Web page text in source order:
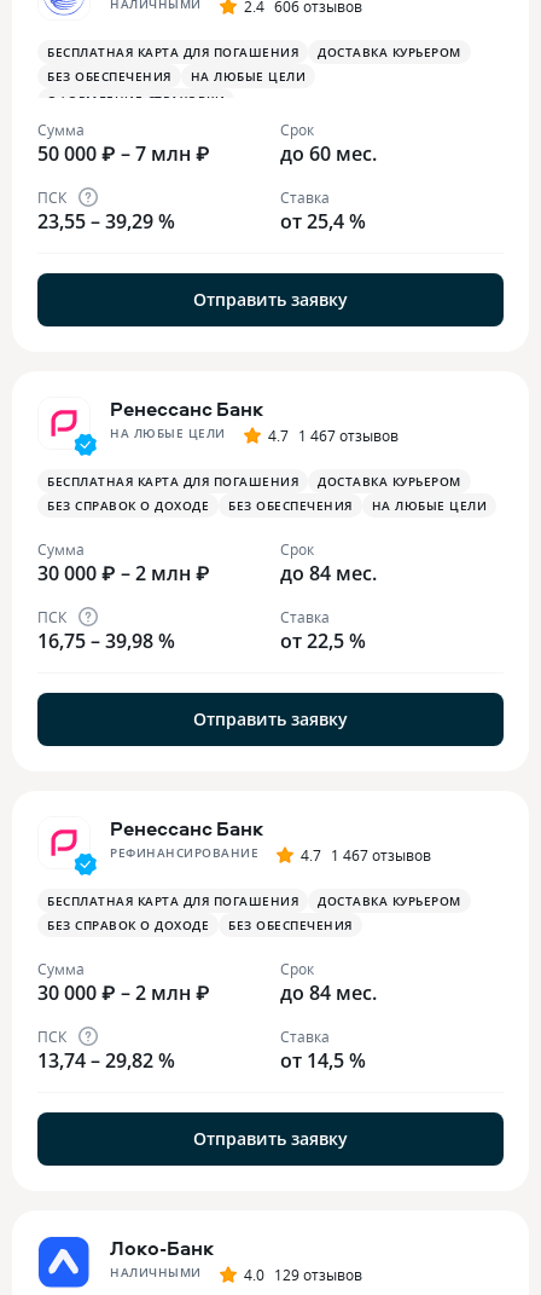
НАЛИЧНЫМИ 2.4 606 отзывов
БЕСПЛАТНАЯ КАРТА ДЛЯ ПОГАШЕНИЯ
ДОСТАВКА КУРЬЕРОМ
БЕЗ ОБЕСПЕЧЕНИЯ
НА ЛЮБЫЕ ЦЕЛИ
ОФОРМЛЕНИЕ СТРАХОВКИ
Сумма
50 000 ₽ – 7 млн ₽
Срок
до 60 мес.
ПСК
23,55 – 39,29 %
Ставка
от 25,4 %
Отправить заявку
Ренессанс Банк
НА ЛЮБЫЕ ЦЕЛИ 4.7 1 467 отзывов
БЕСПЛАТНАЯ КАРТА ДЛЯ ПОГАШЕНИЯ
ДОСТАВКА КУРЬЕРОМ
БЕЗ СПРАВОК О ДОХОДЕ
БЕЗ ОБЕСПЕЧЕНИЯ НА ЛЮБЫЕ ЦЕЛИ
Сумма
30 000 ₽ – 2 млн ₽
Срок
до 84 мес.
ПСК
16,75 – 39,98 %
Ставка
от 22,5 %
Отправить заявку
Ренессанс Банк
РЕФИНАНСИРОВАНИЕ 4.7 1 467 отзывов
БЕСПЛАТНАЯ КАРТА ДЛЯ ПОГАШЕНИЯ
ДОСТАВКА КУРЬЕРОМ
БЕЗ СПРАВОК О ДОХОДЕ
БЕЗ ОБЕСПЕЧЕНИЯ
Сумма
30 000 ₽ – 2 млн ₽
Срок
до 84 мес.
ПСК
13,74 – 29,82 %
Ставка
от 14,5 %
Отправить заявку
Локо-Банк
НАЛИЧНЫМИ 4.0 129 отзывов